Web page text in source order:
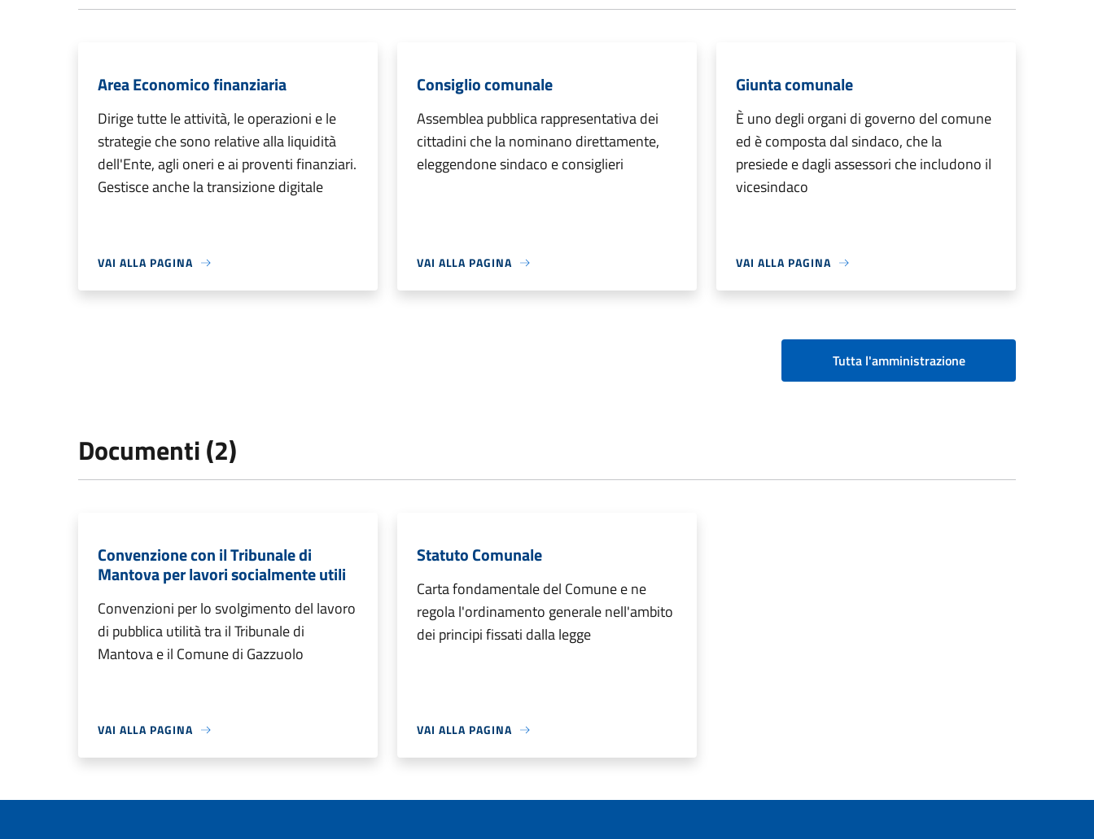
Area Economico finanziaria
Dirige tutte le attività, le operazioni e le
strategie che sono relative alla liquidità
dell'Ente, agli oneri e ai proventi finanziari.
Gestisce anche la transizione digitale
VAI ALLA PAGINA
Consiglio comunale
Assemblea pubblica rappresentativa dei
cittadini che la nominano direttamente,
eleggendone sindaco e consiglieri
VAI ALLA PAGINA
Giunta comunale
È uno degli organi di governo del comune
ed è composta dal sindaco, che la
presiede e dagli assessori che includono il
vicesindaco
VAI ALLA PAGINA
Tutta l'amministrazione
Documenti (2)
Convenzione con il Tribunale di
Mantova per lavori socialmente utili
Convenzioni per lo svolgimento del lavoro
di pubblica utilità tra il Tribunale di
Mantova e il Comune di Gazzuolo
VAI ALLA PAGINA
Statuto Comunale
Carta fondamentale del Comune e ne
regola l'ordinamento generale nell'ambito
dei principi fissati dalla legge
VAI ALLA PAGINA